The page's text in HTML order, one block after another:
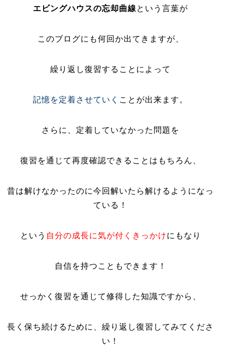
エビングハウスの忘却曲線という言葉が
このブログにも何回か出てきますが、
繰り返し復習することによって
記憶を定着させていく ことが出来ます。
さらに、定着していなかった問題を
復習を通じて再度確認できることはもちろん、
昔は解けなかったのに今回解いたら解けるようになっ
ている！
という 自分の成長に気が付くきっかけにもなり
自信を持つこともできます！
せっかく復習を通じて修得した知識ですから、
長く保ち続けるために、繰り返し復習してみてくださ
い！